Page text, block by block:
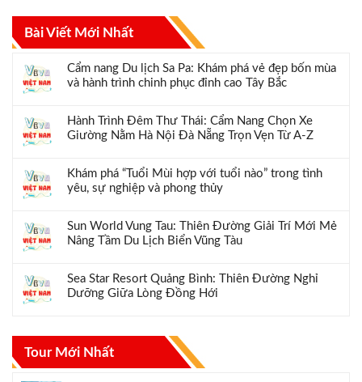
Bài Viết Mới Nhất
Cẩm nang Du lịch Sa Pa: Khám phá vẻ đẹp bốn mùa
và hành trình chinh phục đỉnh cao Tây Bắc
Hành Trình Đêm Thư Thái: Cẩm Nang Chọn Xe
Giường Nằm Hà Nội Đà Nẵng Trọn Vẹn Từ A-Z
Khám phá “Tuổi Mùi hợp với tuổi nào” trong tình
yêu, sự nghiệp và phong thủy
Sun World Vung Tau: Thiên Đường Giải Trí Mới Mẻ
Nâng Tầm Du Lịch Biển Vũng Tàu
Sea Star Resort Quảng Bình: Thiên Đường Nghỉ
Dưỡng Giữa Lòng Đồng Hới
Tour Mới Nhất